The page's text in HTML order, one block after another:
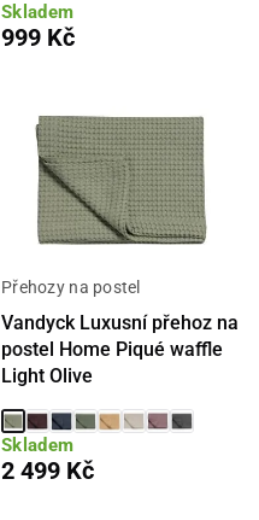
Skladem
999 Kč
Přehozy na postel
Vandyck Luxusní přehoz na
postel Home Piqué waffle
Light Olive
Skladem
2 499 Kč